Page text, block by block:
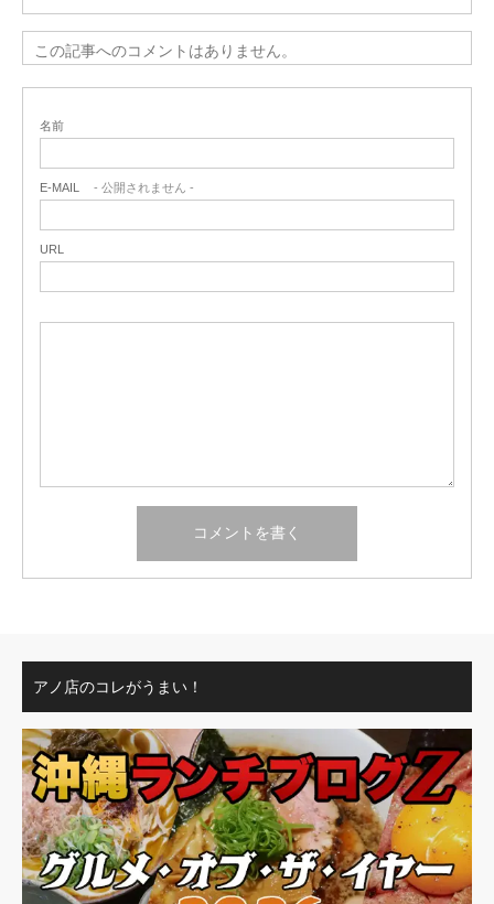
この記事へのコメントはありません。
名前
E-MAIL - 公開されません -
URL
アノ店のコレがうまい！